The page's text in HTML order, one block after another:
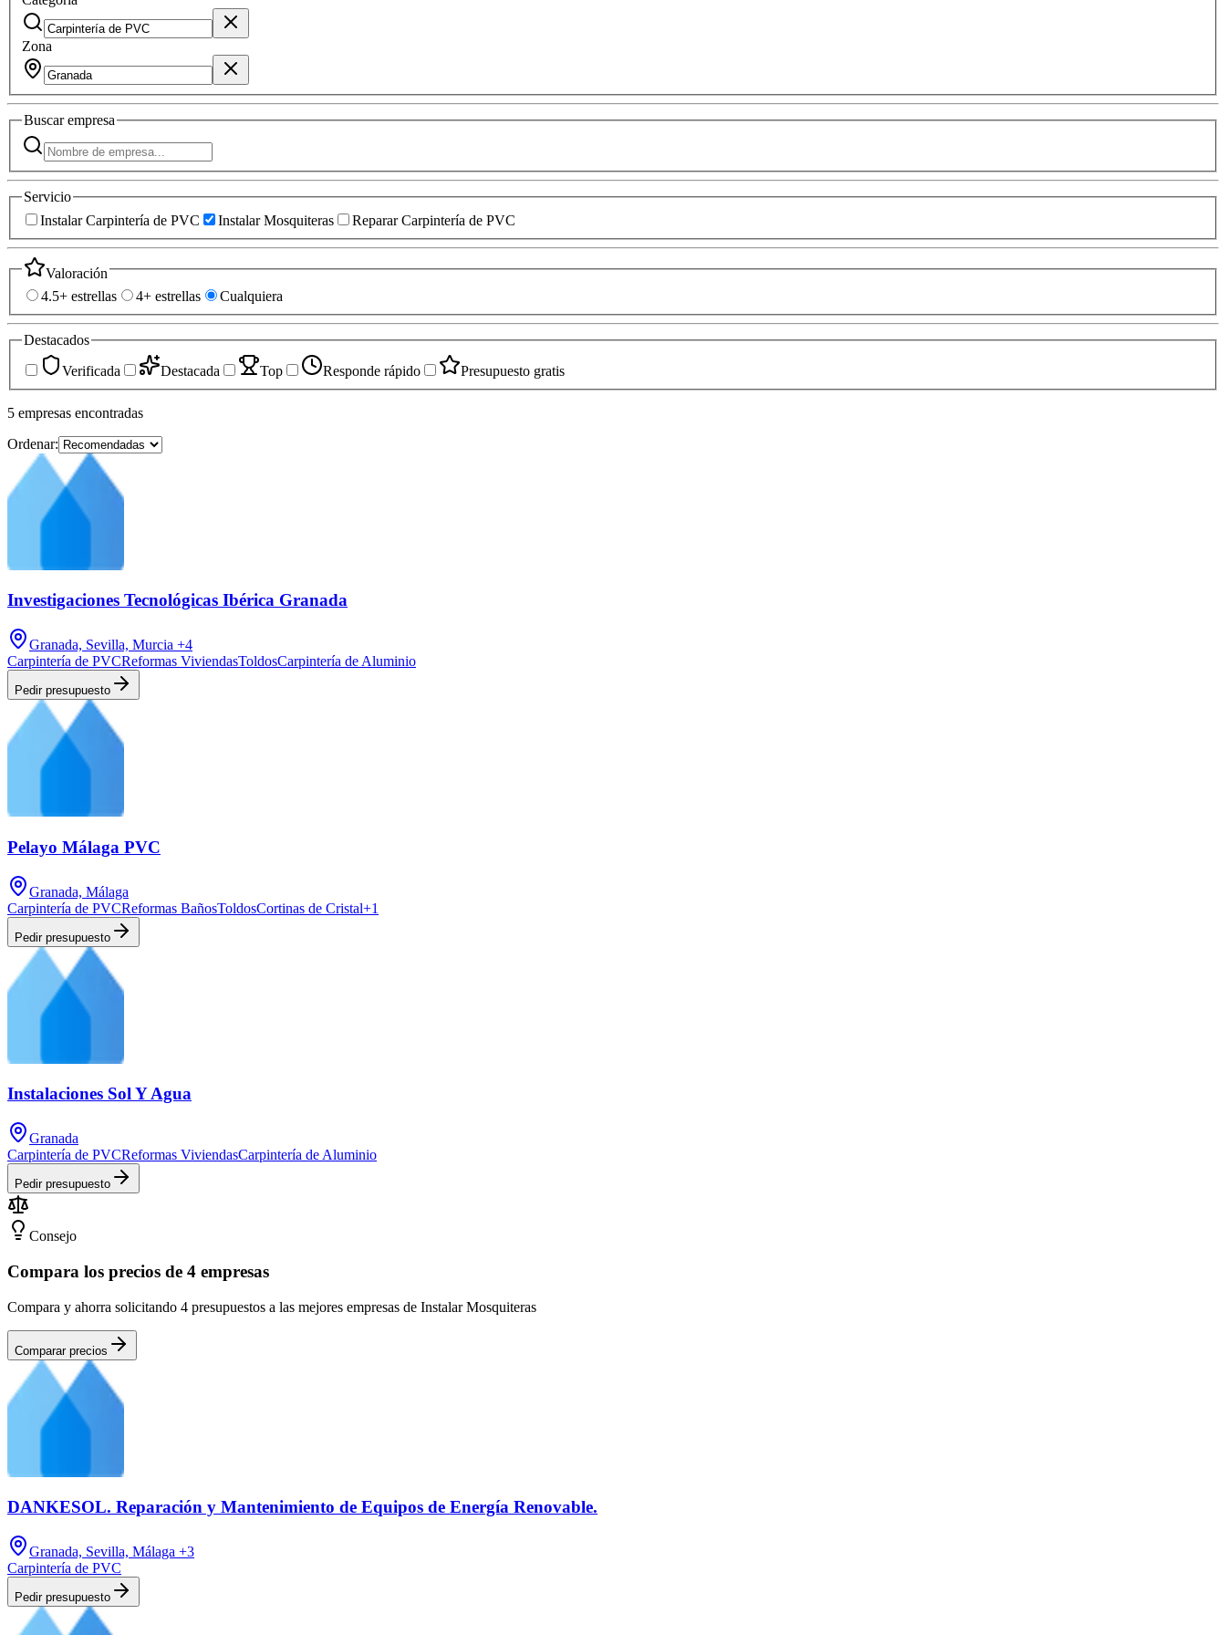
Zona
Buscarempresa
Servicio
Instalar Carpintería de PVC
Instalar Mosquiteras Reparar Carpintería de PVC
Valoración
4.5+ estrellas
4+ estrellas Cualquiera
Destacados
Verificada
Destacada Top Responde rápido Presupuesto gratis
5 empresas encontradas
Ordenar:
Investigaciones Tecnológicas Ibérica Granada
Granada, Sevilla, Murcia +4
Carpintería de PVCReformas ViviendasToldosCarpintería de Aluminio
Pedir presupuesto
Pelayo Málaga PVC
Granada, Málaga
Carpintería de PVCReformas BañosToldosCortinas de Cristal+1
Pedir presupuesto
Instalaciones Sol Y Agua
Granada
Carpintería de PVCReformas ViviendasCarpintería de Aluminio
Pedir presupuesto
Consejo
Compara los precios de 4 empresas
Compara y ahorra solicitando 4 presupuestos a las mejores empresas de Instalar Mosquiteras
Comparar precios
DANKESOL. Reparación y Mantenimiento de Equipos de Energía Renovable.
Granada, Sevilla, Málaga +3
Carpintería de PVC
Pedir presupuesto